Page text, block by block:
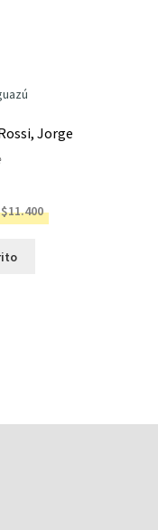
Jorge
$11.400